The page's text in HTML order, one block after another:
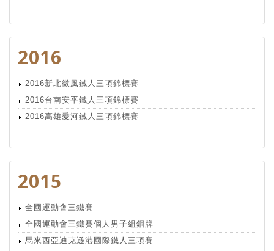
2016
2016新北微風鐵人三項錦標賽
2016台南安平鐵人三項錦標賽
2016高雄愛河鐵人三項錦標賽
2015
全國運動會三鐵賽
全國運動會三鐵賽個人男子組銅牌
馬來西亞迪克遜港國際鐵人三項賽